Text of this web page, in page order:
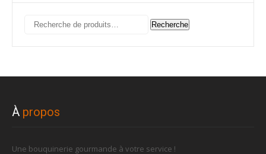
Recherche
Recherche
À propos
Une bouquinerie gourmande à votre service !